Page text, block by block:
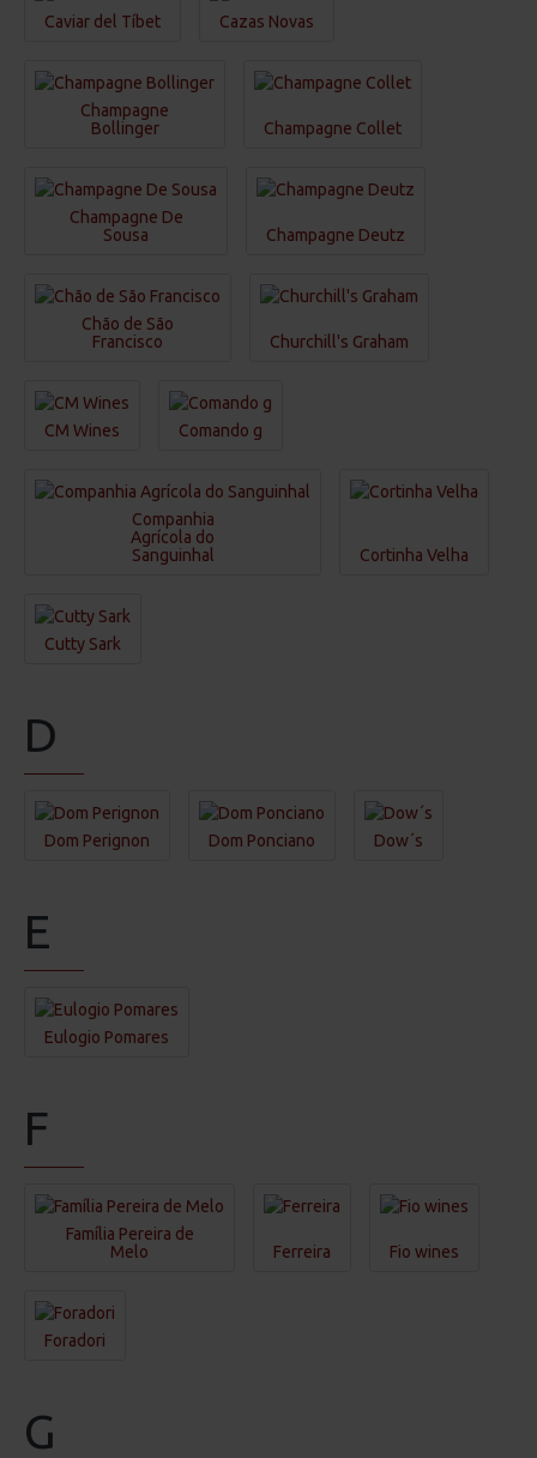
Caviar del Tíbet Cazas Novas
Champagne
Bollinger
Champagne Collet
Champagne De
Sousa
Champagne Deutz
Chão de São
Francisco
Churchill's Graham
CM Wines Comando g
Companhia
Agrícola do
Sanguinhal
Cortinha Velha
Cutty Sark
D
Dom Perignon Dom Ponciano Dow´s
E
Eulogio Pomares
F
Família Pereira de
Melo
Ferreira Fio wines
Foradori
G